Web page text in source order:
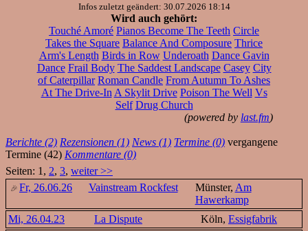
Infos zuletzt geändert: 30.07.2026 18:14
Wird auch gehört:
Touché Amoré Pianos Become The Teeth Circle
Takes the Square Balance And Composure Thrice
Arm's Length Birds in Row Underoath Dance Gavin
Dance Frail Body The Saddest Landscape Casey City
of Caterpillar Roman Candle From Autumn To Ashes
At The Drive-In A Skylit Drive Poison The Well Vs
Self Drug Church
(powered by last.fm)
Berichte (2) Rezensionen (1) News (1) Termine (0) vergangene
Termine (42) Kommentare (0)
Seiten: 1, 2, 3, weiter >>
Fr, 26.06.26
Vainstream Rockfest Münster, Am
Hawerkamp
Mi, 26.04.23
La Dispute Köln, Essigfabrik